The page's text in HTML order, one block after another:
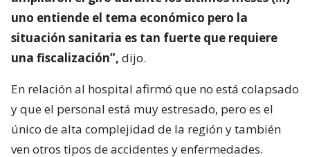
uno entiende el tema económico pero la
situación sanitaria es tan fuerte que requiere
una fiscalización”, dijo.
En relación al hospital afirmó que no está colapsado
y que el personal está muy estresado, pero es el
único de alta complejidad de la región y también
ven otros tipos de accidentes y enfermedades.